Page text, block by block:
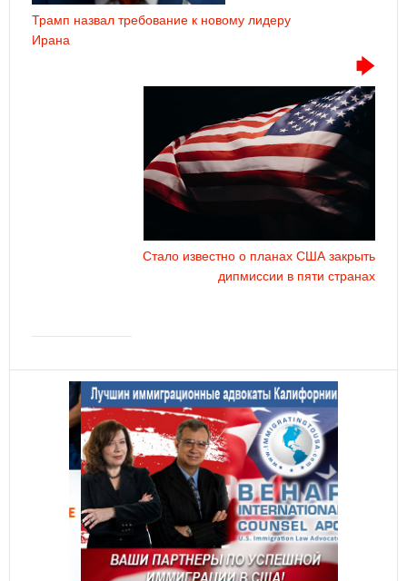
Трамп назвал требование к новому лидеру
Ирана
Стало известно о планах США закрыть
дипмиссии в пяти странах